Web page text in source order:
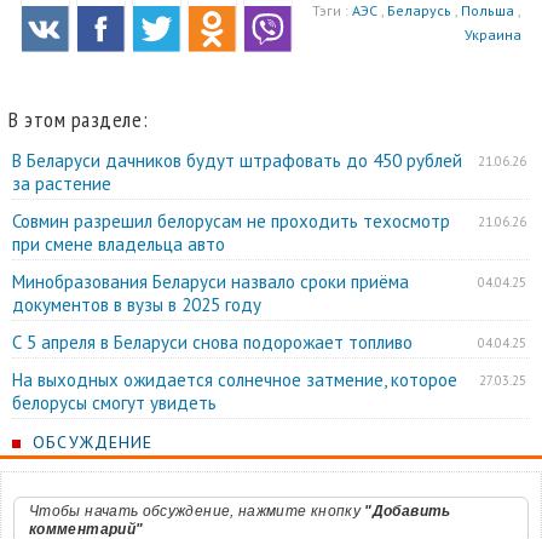
Тэги : АЭС , Беларусь , Польша ,
Украина
В этом разделе:
21.06.26
В Беларуси дачников будут штрафовать до 450 рублей
за растение
21.06.26
Совмин разрешил белорусам не проходить техосмотр
при смене владельца авто
04.04.25
Минобразования Беларуси назвало сроки приёма
документов в вузы в 2025 году
04.04.25
С 5 апреля в Беларуси снова подорожает топливо
27.03.25
На выходных ожидается солнечное затмение, которое
белорусы смогут увидеть
ОБСУЖДЕНИЕ
Чтобы начать обсуждение, нажмите кнопку "Добавить
комментарий"